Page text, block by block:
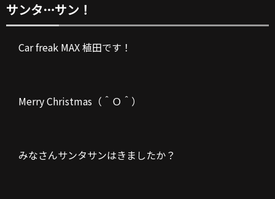
サンタ…サン！
Car freak MAX 植田です！
Merry Christmas（＾Ｏ＾）
みなさんサンタサンはきましたか？